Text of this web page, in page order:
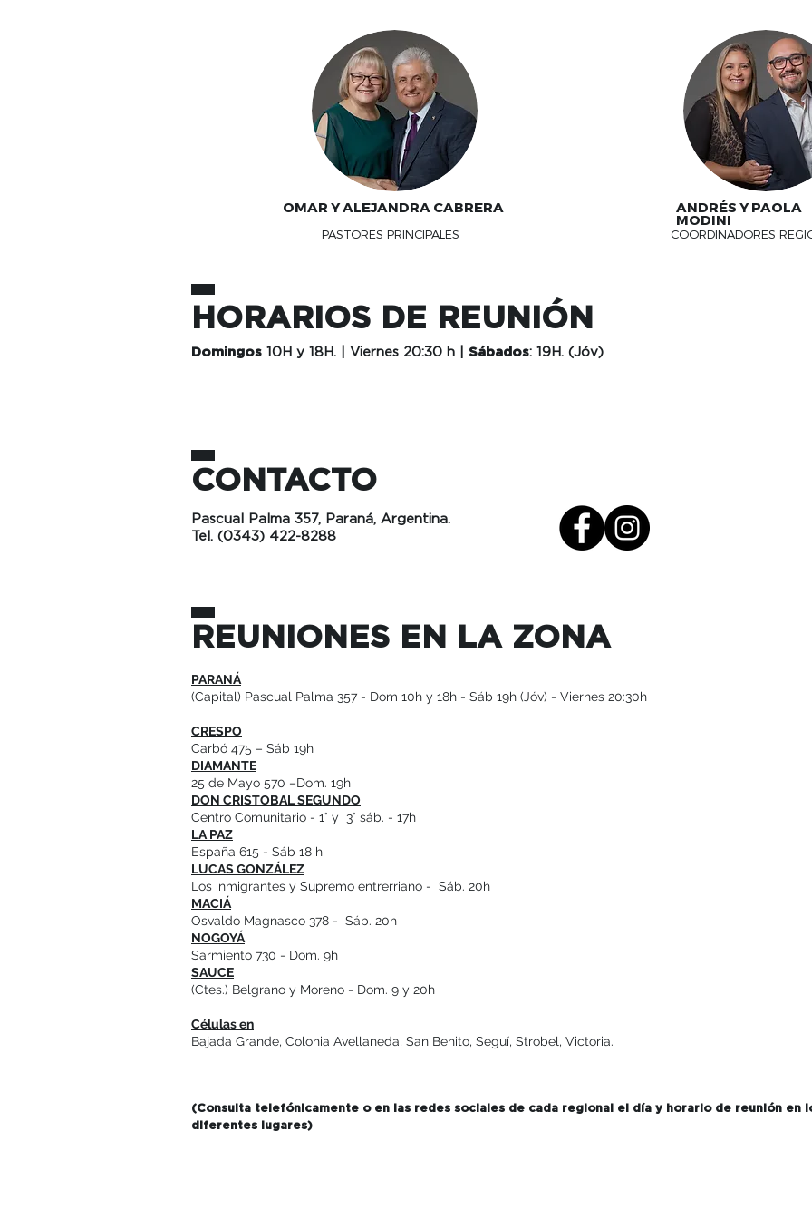
OMAR Y ALEJANDRA CABRERA
PASTORES PRINCIPALES
ANDRÉS Y PAOLA
MODINI
COORDINADORES
HORARIOS DE REUNIÓN
Domingos 10H y 18H. | Viernes 20:30 h | Sábados: 19H. (Jóv)
CONTACTO
Pascual Palma 357, Paraná, Argentina.
Tel. (0343) 422-8288
REUNIONES EN LA ZONA
PARANÁ
(Capital) Pascual Palma 357 - Dom 10h y 18h - Sáb 19h (Jóv) - Viernes 20:30h
CRESPO
Carbó 475 – Sáb 19h
DIAMANTE
25 de Mayo 570 –Dom. 19h
DON CRISTOBAL SEGUNDO
Centro Comunitario - 1° y 3° sáb. - 17h
LA PAZ
España 615 - Sáb 18 h
LUCAS GONZÁLEZ
Los inmigrantes y Supremo entrerriano - Sáb. 20h
MACIÁ
Osvaldo Magnasco 378 - Sáb. 20h
NOGOYÁ
Sarmiento 730 - Dom. 9h
SAUCE
(Ctes.) Belgrano y Moreno - Dom. 9 y 20h
Células en
Bajada Grande, Colonia Avellaneda, San Benito, Seguí, Strobel, Victoria.
(Consulta telefónicamente o en las redes sociales de cada regional el día y horario de reunión en
diferentes lugares)